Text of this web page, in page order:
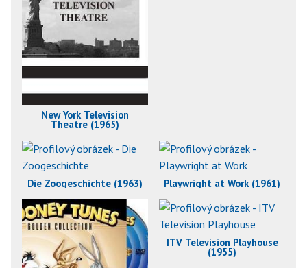
New York Television
Theatre (1965)
Die Zoogeschichte (1963) Playwright at Work (1961)
ITV Television Playhouse
(1955)